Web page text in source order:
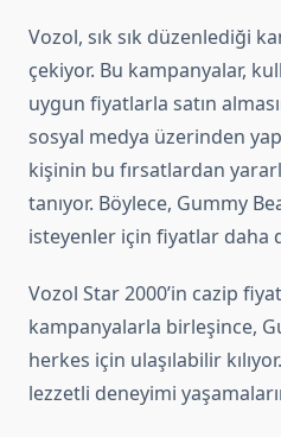
Vozol, sık sık düzenlediği
çekiyor. Bu kampanyalar,
uygun fiyatlarla satın
sosyal medya üzerinden
kişinin bu fırsatlardan
tanıyor. Böylece, Gummy
isteyenler için fiyatlar daha
Vozol Star 2000’in cazip
kampanyalarla birleşince,
herkes için ulaşılabilir
lezzetli deneyimi